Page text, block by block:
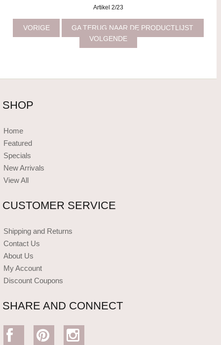
Artikel 2/23
VORIGE
GA TERUG NAAR DE PRODUCTLIJST
VOLGENDE
SHOP
Home
Featured
Specials
New Arrivals
View All
CUSTOMER SERVICE
Shipping and Returns
Contact Us
About Us
My Account
Discount Coupons
SHARE AND CONNECT